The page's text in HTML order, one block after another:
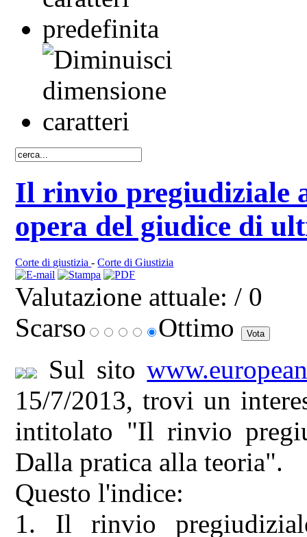
Il rinvio pregiudiziale
opera del giudice di
Corte di giustizia-Corte di Giustizia
Valutazione attuale: / 0
Scarso
Ottimo
Sul sito
15/7/2013, trovi un
intitolato "Il rinvio
Dalla pratica alla teoria".
Questo l'indice:
1. Il rinvio